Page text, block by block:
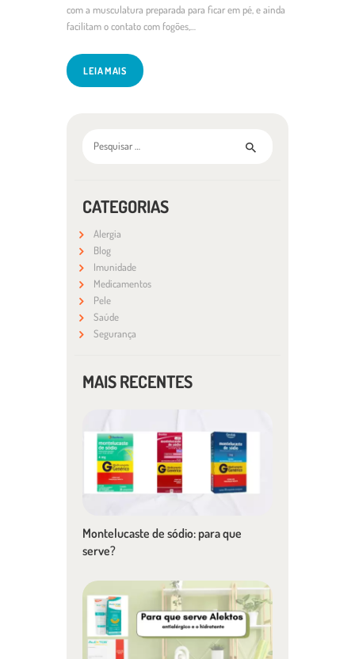
com a musculatura preparada para ficar em pé, e ainda
facilitam o contato com fogões,…
LEIA MAIS
CATEGORIAS
Alergia
Blog
Imunidade
Medicamentos
Pele
Saúde
Segurança
MAIS RECENTES
Montelucaste de sódio: para que
serve?